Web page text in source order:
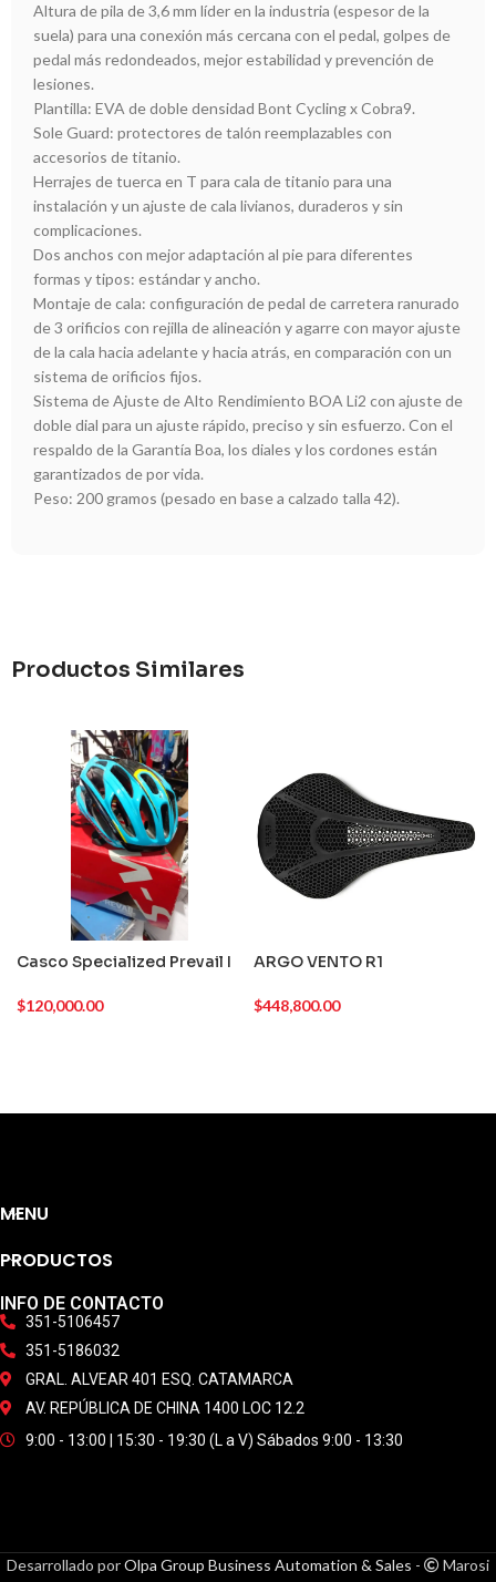
Altura de pila de 3,6 mm líder en la industria (espesor de la
suela) para una conexión más cercana con el pedal, golpes de
pedal más redondeados, mejor estabilidad y prevención de
lesiones.
Plantilla: EVA de doble densidad Bont Cycling x Cobra9.
Sole Guard: protectores de talón reemplazables con
accesorios de titanio.
Herrajes de tuerca en T para cala de titanio para una
instalación y un ajuste de cala livianos, duraderos y sin
complicaciones.
Dos anchos con mejor adaptación al pie para diferentes
formas y tipos: estándar y ancho.
Montaje de cala: configuración de pedal de carretera ranurado
de 3 orificios con rejilla de alineación y agarre con mayor ajuste
de la cala hacia adelante y hacia atrás, en comparación con un
sistema de orificios fijos.
Sistema de Ajuste de Alto Rendimiento BOA Li2 con ajuste de
doble dial para un ajuste rápido, preciso y sin esfuerzo. Con el
respaldo de la Garantía Boa, los diales y los cordones están
garantizados de por vida.
Peso: 200 gramos (pesado en base a calzado talla 42).
Productos Similares
Casco Specialized Prevail I
$120,000.00
ARGO VENTO R1
$448,800.00
MENU
PRODUCTOS
INFO DE CONTACTO
351-5106457
351-5186032
GRAL. ALVEAR 401 ESQ. CATAMARCA
AV. REPÚBLICA DE CHINA 1400 LOC 12.2
9:00 - 13:00 | 15:30 - 19:30 (L a V) Sábados 9:00 - 13:30
Desarrollado porOlpa Group Business Automation & Sales -
Marosi